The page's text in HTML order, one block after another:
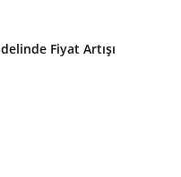
Fiyat Artışı